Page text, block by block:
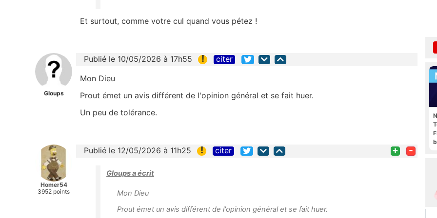
Et surtout, comme votre cul quand vous pétez !
Gloups
Publié le 10/05/2026 à 17h55 ! citer
Mon Dieu
Prout émet un avis différent de l'opinion général et se fait huer.
Un peu de tolérance.
Homer54
3952 points
Publié le 12/05/2026 à 11h25 ! citer + -
Gloups a écrit
Mon Dieu
Prout émet un avis différent de l'opinion général et se fait huer.